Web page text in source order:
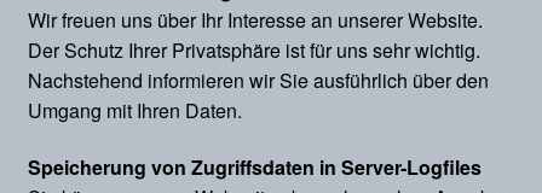
Widerrufsbelehrung
AGB
Impressum
Wir freuen uns über Ihr Interesse an unserer Website.
Der Schutz Ihrer Privatsphäre ist für uns sehr wichtig.
Nachstehend informieren wir Sie ausführlich über den
Umgang mit Ihren Daten.
Speicherung von Zugriffsdaten in Server-Logfiles